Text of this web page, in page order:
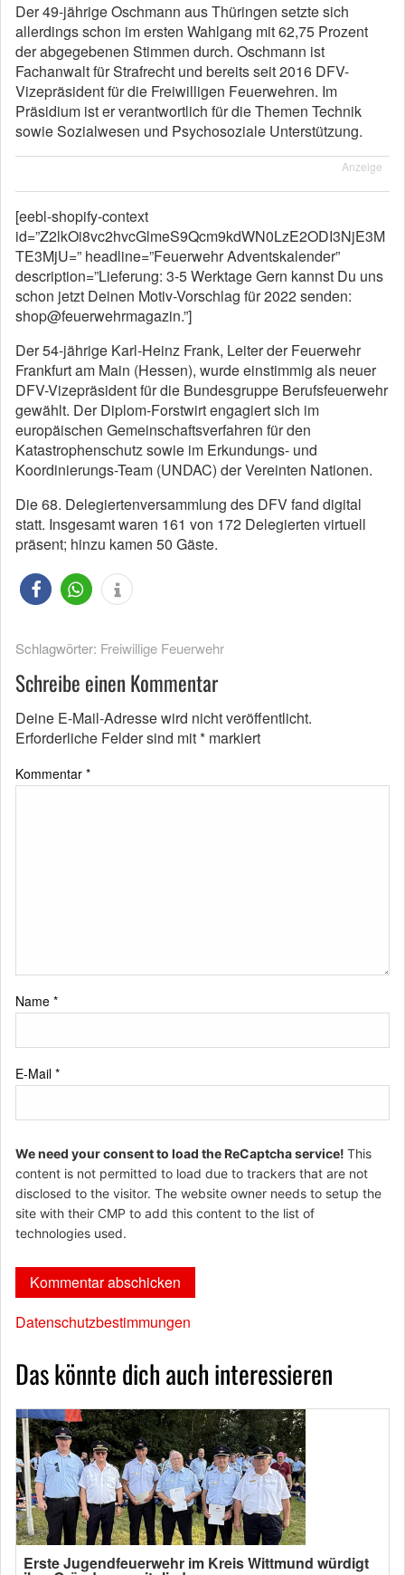
Der 49-jährige Oschmann aus Thüringen setzte sich
allerdings schon im ersten Wahlgang mit 62,75 Prozent
der abgegebenen Stimmen durch. Oschmann ist
Fachanwalt für Strafrecht und bereits seit 2016 DFV-
Vizepräsident für die Freiwilligen Feuerwehren. Im
Präsidium ist er verantwortlich für die Themen Technik
sowie Sozialwesen und Psychosoziale Unterstützung.
Anzeige
[eebl-shopify-context
id=”Z2lkOi8vc2hvcGlmeS9Qcm9kdWN0LzE2ODI3NjE3M
TE3MjU=” headline=”Feuerwehr Adventskalender”
description=”Lieferung: 3-5 Werktage Gern kannst Du uns
schon jetzt Deinen Motiv-Vorschlag für 2022 senden:
shop@feuerwehrmagazin.”]
Der 54-jährige Karl-Heinz Frank, Leiter der Feuerwehr
Frankfurt am Main (Hessen), wurde einstimmig als neuer
DFV-Vizepräsident für die Bundesgruppe Berufsfeuerwehr
gewählt. Der Diplom-Forstwirt engagiert sich im
europäischen Gemeinschaftsverfahren für den
Katastrophenschutz sowie im Erkundungs- und
Koordinierungs-Team (UNDAC) der Vereinten Nationen.
Die 68. Delegiertenversammlung des DFV fand digital
statt. Insgesamt waren 161 von 172 Delegierten virtuell
präsent; hinzu kamen 50 Gäste.
Schlagwörter: Freiwillige Feuerwehr
Schreibe einen Kommentar
Deine E-Mail-Adresse wird nicht veröffentlicht.
Erforderliche Felder sind mit* markiert
Kommentar *
Name *
E-Mail *
We need your consent to load the ReCaptcha service! This
content is not permitted to load due to trackers that are not
disclosed to the visitor. The website owner needs to setup the
site with their CMP to add this content to the list of
technologies used.
Datenschutzbestimmungen
Das könnte dich auch interessieren
Erste Jugendfeuerwehr im Kreis Wittmund würdigt